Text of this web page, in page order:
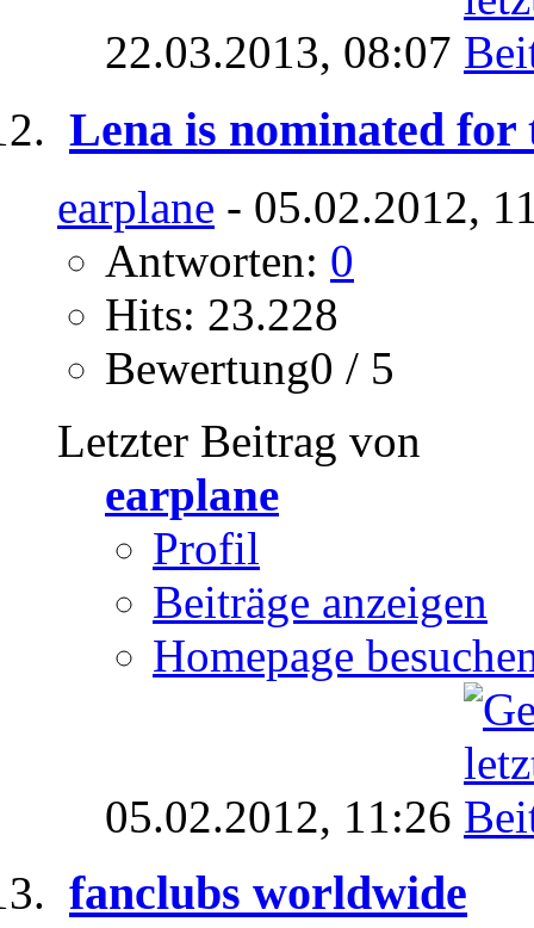
22.03.2013, 08:07
Lena is nominated
earplane - 05.02.2012,
Antworten: 0
Hits: 23.228
Bewertung0 / 5
Letzter Beitrag von
earplane
Profil
Beiträge anzeigen
Homepage
05.02.2012, 11:26
fanclubs worldwide